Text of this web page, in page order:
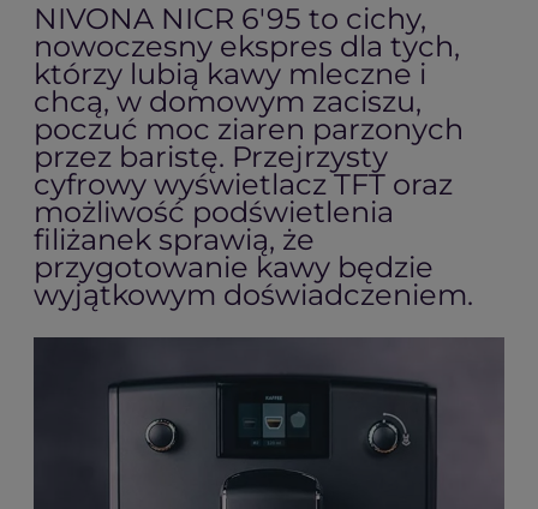
NIVONA NICR 6'95 to cichy,
nowoczesny ekspres dla tych,
którzy lubią kawy mleczne i
chcą, w domowym zaciszu,
poczuć moc ziaren parzonych
przez baristę. Przejrzysty
cyfrowy wyświetlacz TFT oraz
możliwość podświetlenia
filiżanek sprawią, że
przygotowanie kawy będzie
wyjątkowym doświadczeniem.